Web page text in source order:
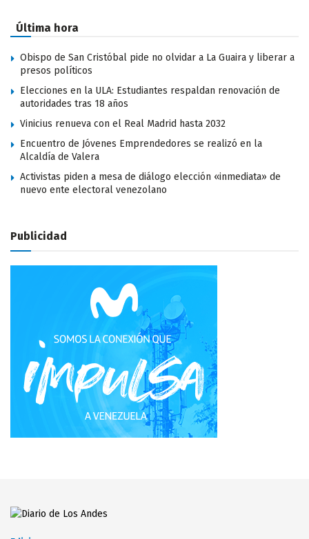
Última hora
Obispo de San Cristóbal pide no olvidar a La Guaira y liberar a
presos políticos
Elecciones en la ULA: Estudiantes respaldan renovación de
autoridades tras 18 años
Vinicius renueva con el Real Madrid hasta 2032
Encuentro de Jóvenes Emprendedores se realizó en la
Alcaldía de Valera
Activistas piden a mesa de diálogo elección «inmediata» de
nuevo ente electoral venezolano
Publicidad